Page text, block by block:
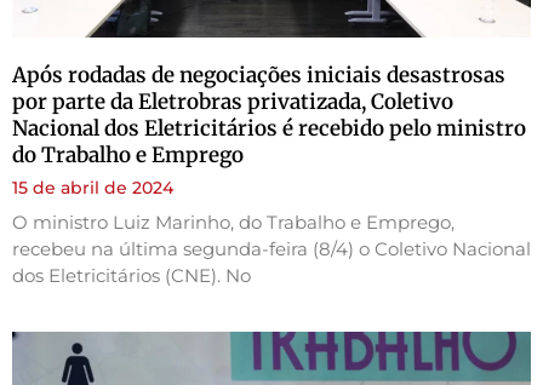
Após rodadas de negociações iniciais desastrosas
por parte da Eletrobras privatizada, Coletivo
Nacional dos Eletricitários é recebido pelo ministro
do Trabalho e Emprego
15 de abril de 2024
O ministro Luiz Marinho, do Trabalho e Emprego,
recebeu na última segunda-feira (8/4) o Coletivo Nacional
dos Eletricitários (CNE). No